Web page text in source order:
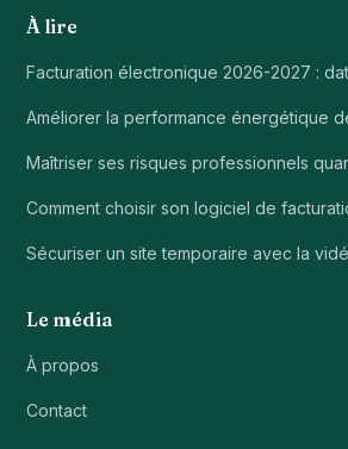
À lire
Facturation électronique 2026-2027 :
Améliorer la performance énergétique
Maîtriser ses risques professionnels
Comment choisir son logiciel de
Sécuriser un site temporaire avec la
Le média
À propos
Contact